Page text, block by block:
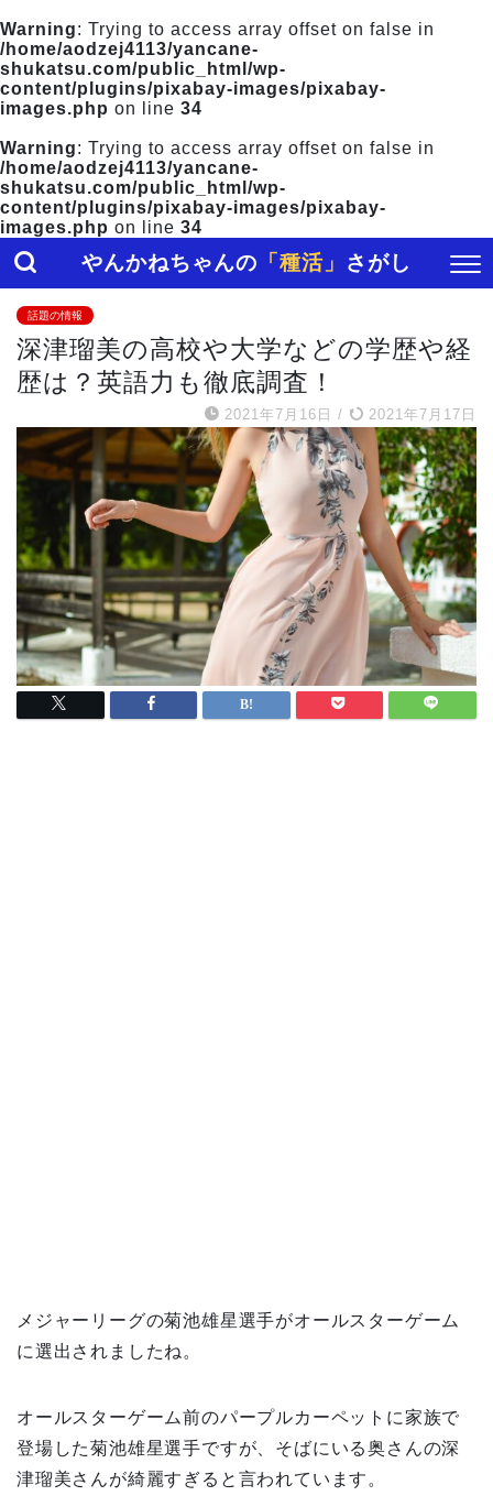
Warning: Trying to access array offset on false in
/home/aodzej4113/yancane-
shukatsu.com/public_html/wp-
content/plugins/pixabay-images/pixabay-
images.php on line 34
Warning: Trying to access array offset on false in
/home/aodzej4113/yancane-
shukatsu.com/public_html/wp-
content/plugins/pixabay-images/pixabay-
images.php on line 34
やんかねちゃんの 「種活」 さがし
話題の情報
深津瑠美の高校や大学などの学歴や経
歴は？英語力も徹底調査！
2021年7月16日 / 2021年7月17日
メジャーリーグの菊池雄星選手がオールスターゲーム
に選出されましたね。
オールスターゲーム前のパープルカーペットに家族で
登場した菊池雄星選手ですが、そばにいる奥さんの深
津瑠美さんが綺麗すぎると言われています。